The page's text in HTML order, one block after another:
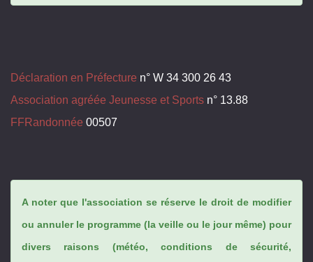
Déclaration en Préfecture n° W 34 300 26 43
Association agréée Jeunesse et Sports n° 13.88
FFRandonnée 00507
A noter que l'association se réserve le droit de modifier
ou annuler le programme (la veille ou le jour même) pour
divers raisons (météo, conditions de sécurité,